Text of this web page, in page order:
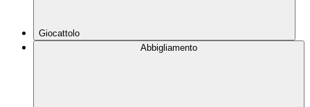
Giocattolo
Abbigliamento